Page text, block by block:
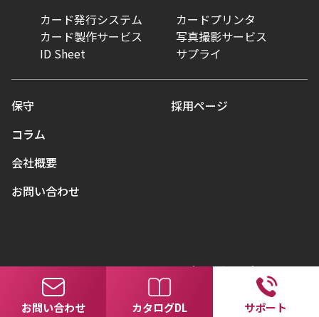
カード発行システム
カードプリンタ
カード製作サービス
写真撮影サービス
ID Sheet
サプライ
保守
コラム
会社概要
お問い合わせ
採用ページ
© Ai&Di Co., Ltd. All Rights Reserved.プライバシーポリシー
お問い合わせ カタログDL サポート